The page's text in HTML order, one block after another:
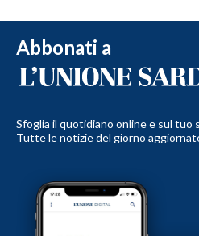
Abbonati a
Sfoglia il quotidiano online e sul tuo
Tutte le notizie del giorno